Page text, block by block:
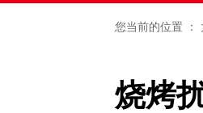
您当前的位置 ：
烧烤